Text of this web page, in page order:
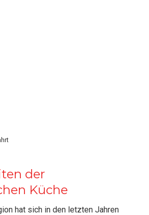
der
Küche
hat sich in den letzten Jahren